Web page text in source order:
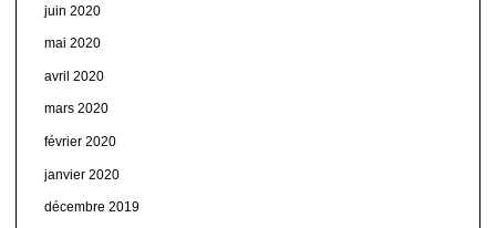
juin 2020
mai 2020
avril 2020
mars 2020
février 2020
janvier 2020
décembre 2019